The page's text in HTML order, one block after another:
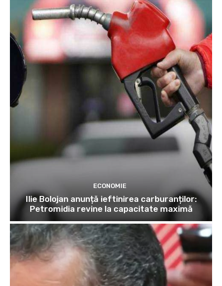
ECONOMIE
Ilie Bolojan anunță ieftinirea carburanților:
Petromidia revine la capacitate maximă